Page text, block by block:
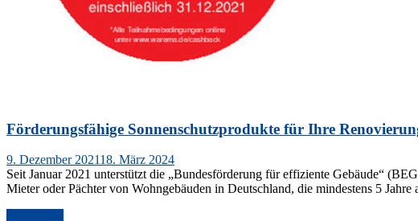
Förderungsfähige Sonnenschutzprodukte für Ihre
Veröffentlicht
am
9. Dezember 202118. März 2024
Seit Januar 2021 unterstützt die „Bundesförderung für effiziente Gebäude“
Mieter oder Pächter von Wohngebäuden in Deutschland, die mindestens 5